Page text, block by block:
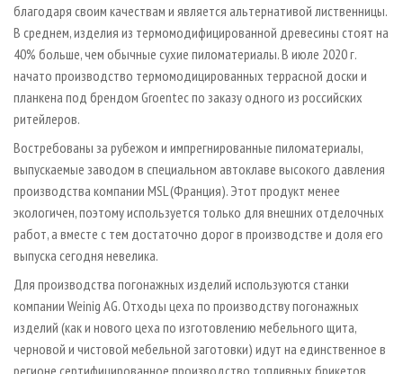
благодаря своим качествам и является альтернативой лиственницы.
В среднем, изделия из термомодифицированной древесины стоят на
40% больше, чем обычные сухие пиломатериалы. В июле 2020 г.
начато производство термомодицированных террасной доски и
планкена под брендом Groentec по заказу одного из российских
ритейлеров.
Востребованы за рубежом и импрегнированные пиломатериалы,
выпускаемые заводом в специальном автоклаве высокого давления
производства компании MSL (Франция). Этот продукт менее
экологичен, поэтому используется только для внешних отделочных
работ, а вместе с тем достаточно дорог в производстве и доля его
выпуска сегодня невелика.
Для производства погонажных изделий используются станки
компании Weinig AG. Отходы цеха по производству погонажных
изделий (как и нового цеха по изготовлению мебельного щита,
черновой и чистовой мебельной заготовки) идут на единственное в
регионе сертифицированное производство топливных брикетов.